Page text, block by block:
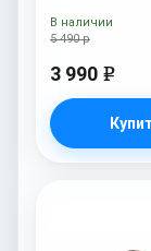
5 490 р
3 990 e
В наличии